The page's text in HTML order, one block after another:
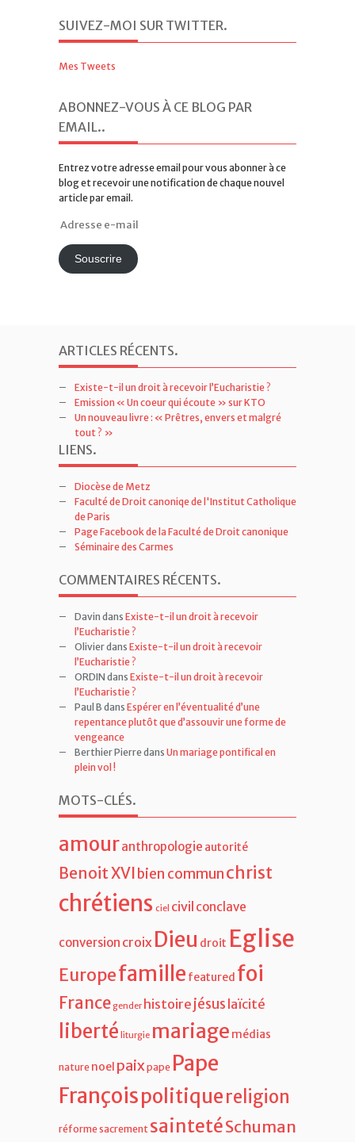
SUIVEZ-MOI SUR TWITTER.
Mes Tweets
ABONNEZ-VOUS À CE BLOG PAR
EMAIL..
Entrez votre adresse email pour vous abonner à ce
blog et recevoir une notification de chaque nouvel
article par email.
Adresse
mailSouscrire
ARTICLES RÉCENTS.
Existe-t-il un droit à recevoir l’Eucharistie ?
Emission « Un coeur qui écoute » sur KTO
Un nouveau livre : « Prêtres, envers et malgré
tout ? »
LIENS.
Diocèse de Metz
Faculté de Droit canoniqe de l'Institut Catholique
de Paris
Page Facebook de la Faculté de Droit canonique
Séminaire des Carmes
COMMENTAIRES RÉCENTS.
Davin dans Existe-t-il un droit à recevoir
l’Eucharistie ?
Olivierdans Existe-t-il un droit à recevoir
l’Eucharistie ?
ORDIN dans Existe-t-il un droit à recevoir
l’Eucharistie ?
Paul B dans Espérer en l’éventualité d’une
repentance plutôt que d’assouvir une forme de
vengeance
Berthier Pierredans Un mariage pontifical en
plein vol !
MOTS-CLÉS.
amouranthropologie autorité
Benoit XVIbien communchrist
chrétiens ciel civil conclave
conversion croix Dieu droit Eglise
Europefamille featured foi
Francegender histoire jésus laïcité
liberté liturgie mariage médias
nature noel paixpape Pape
Françoispolitiquereligion
réformesacrement saintetéSchuman